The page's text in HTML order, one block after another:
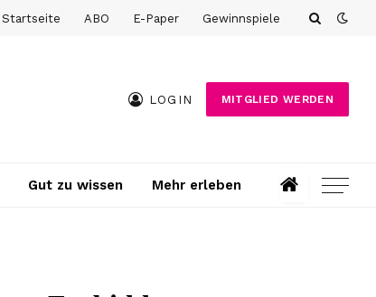
Startseite ABO E-Paper Gewinnspiele
LOGIN MITGLIED WERDEN
Gut zu wissen Mehr erleben